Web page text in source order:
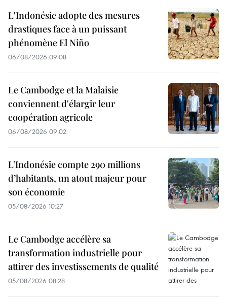
L'Indonésie adopte des mesures
drastiques face à un puissant
phénomène El Niño
06/08/2026 09:08
Le Cambodge et la Malaisie
conviennent d'élargir leur
coopération agricole
06/08/2026 09:02
L’Indonésie compte 290 millions
d’habitants, un atout majeur pour
son économie
05/08/2026 10:27
Le Cambodge accélère sa
transformation industrielle pour
attirer des investissements de qualité
05/08/2026 08:28